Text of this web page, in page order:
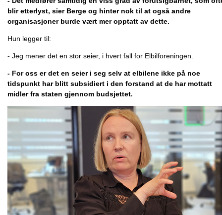
blir etterlyst, sier Berge og hinter nok til at også andre
organisasjoner burde vært mer opptatt av dette.
Hun legger til:
- Jeg mener det en stor seier, i hvert fall for Elbilforeningen.
- For oss er det en seier i seg selv at elbilene ikke på noe
tidspunkt har blitt subsidiert i den forstand at de har mottatt
midler fra staten gjennom budsjettet.